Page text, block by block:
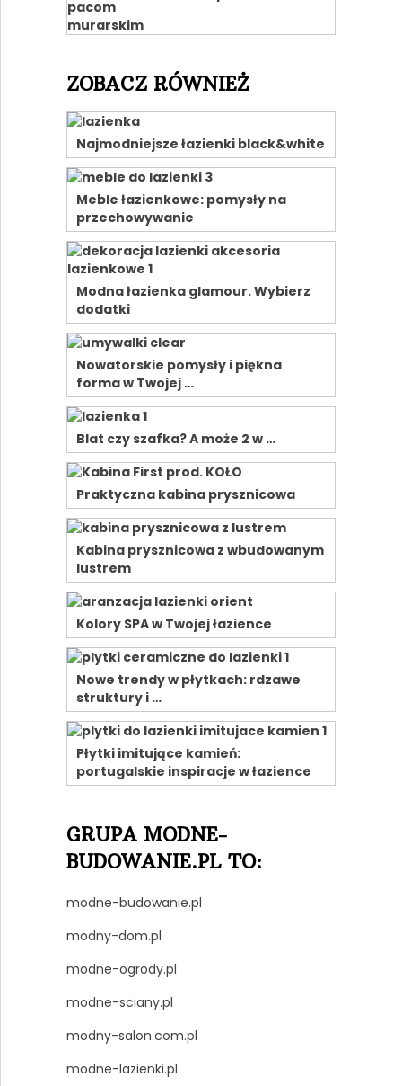
ZOBACZ RÓWNIEŻ
Najmodniejsze łazienki black&white
Meble łazienkowe: pomysły na
przechowywanie
Modna łazienka glamour. Wybierz
dodatki
Nowatorskie pomysły i piękna
forma w Twojej …
Blat czy szafka? A może 2 w …
Praktyczna kabina prysznicowa
Kabina prysznicowa z wbudowanym
lustrem
Kolory SPA w Twojej łazience
Nowe trendy w płytkach: rdzawe
struktury i …
Płytki imitujące kamień:
portugalskie inspiracje w łazience
GRUPA MODNE-
BUDOWANIE.PL TO:
modne-budowanie.pl
modny-dom.pl
modne-ogrody.pl
modne-sciany.pl
modny-salon.com.pl
modne-lazienki.pl